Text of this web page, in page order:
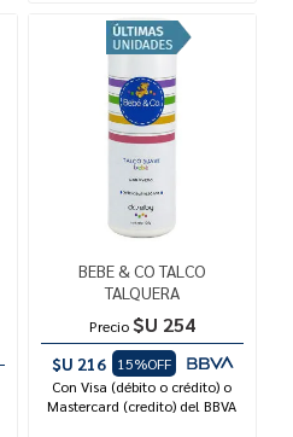
BEBE & CO TALCO
TALQUERA
Precio $U 254
$U 216
15%OFF
Con Visa (débito o crédito) o
Mastercard (credito) del BBVA